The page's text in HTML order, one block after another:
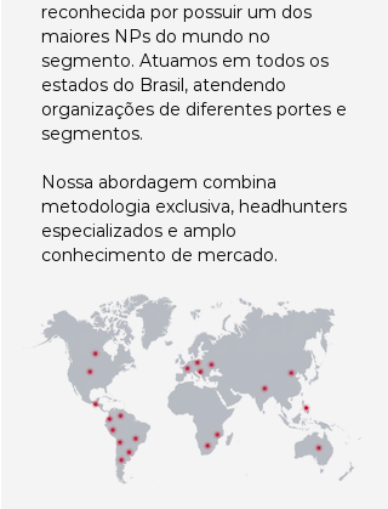
reconhecida por possuir um dos
maiores NPs do mundo no
segmento. Atuamos em todos os
estados do Brasil, atendendo
organizações de diferentes portes e
segmentos.
Nossa abordagem combina
metodologia exclusiva, headhunters
especializados e amplo
conhecimento de mercado.